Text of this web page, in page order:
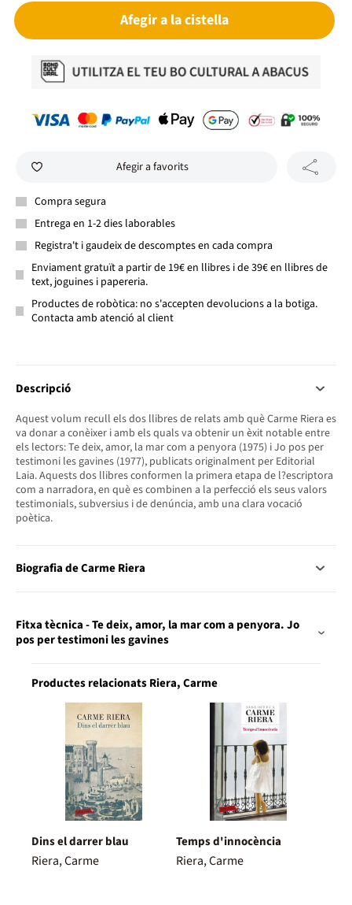
Afegir a la cistella
Afegir a favorits
Compra segura
Entrega en 1-2 dies laborables
Registra't i gaudeix de descomptes en cada compra
Enviament gratuït a partir de 19€ en llibres i de 39€ en llibres de
text, joguines i papereria.
Productes de robòtica: no s'accepten devolucions a la botiga.
Contacta amb atenció al client
Descripció
Aquest volum recull els dos llibres de relats amb què Carme Riera es
va donar a conèixer i amb els quals va obtenir un èxit notable entre
els lectors: Te deix, amor, la mar com a penyora (1975) i Jo pos per
testimoni les gavines (1977), publicats originalment per Editorial
Laia. Aquests dos llibres conformen la primera etapa de l?escriptora
com a narradora, en què es combinen a la perfecció els seus valors
testimonials, subversius i de denúncia, amb una clara vocació
poètica.
Biografia de Carme Riera
Fitxa tècnica - Te deix, amor, la mar com a penyora. Jo
pos per testimoni les gavines
Productes relacionats Riera, Carme
Dins el darrer blau
Riera, Carme
Temps d'innocència
Riera, Carme